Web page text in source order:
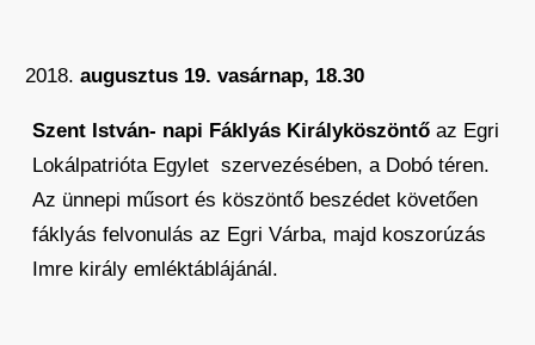
augusztus 19. vasárnap, 18.30
Szent István- napi Fáklyás Királyköszöntő az Egri
Lokálpatrióta Egylet szervezésében, a Dobó téren.
Az ünnepi műsort és köszöntő beszédet követően
fáklyás felvonulás az Egri Várba, majd koszorúzás
Imre király emléktáblájánál.